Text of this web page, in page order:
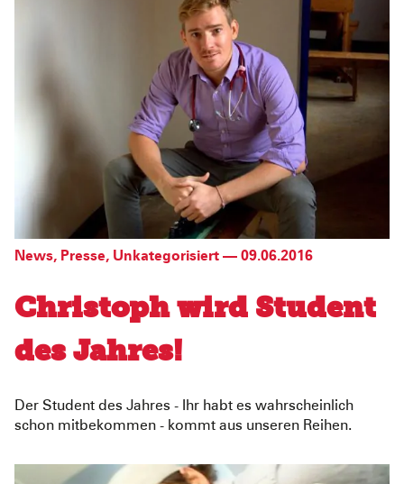
News, Presse, Unkategorisiert — 09.06.2016
Christoph wird Student
des Jahres!
Der Student des Jahres - Ihr habt es wahrscheinlich
schon mitbekommen - kommt aus unseren Reihen.